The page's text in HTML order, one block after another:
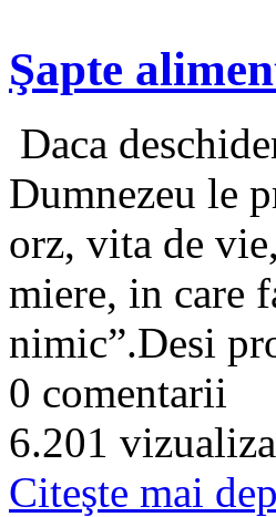
Şapte
Daca
Dumnezeu le
orz, vita de
miere, in care
nimic”.Desi
0 comentarii
6.201
Citeşte mai